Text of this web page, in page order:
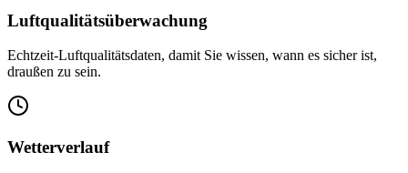
Luftqualitätsüberwachung
Echtzeit-Luftqualitätsdaten, damit Sie wissen, wann es sicher ist,
draußen zu sein.
Wetterverlauf